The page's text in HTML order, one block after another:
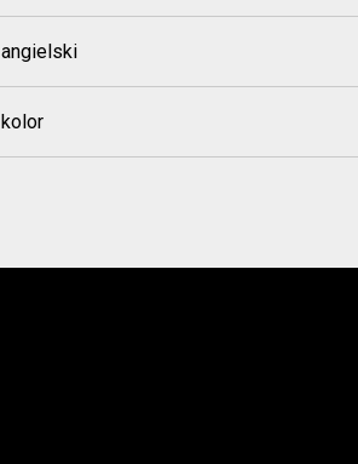
angielski
kolor